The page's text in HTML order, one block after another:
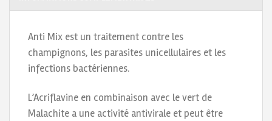
Anti Mix est un traitement contre les
champignons, les parasites unicellulaires et les
infections bactériennes.
L’Acriflavine en combinaison avec le vert de
Malachite a une activité antivirale et peut être